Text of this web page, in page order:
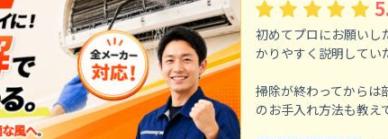
初めてプロにお願いし
かりやすく説明してい
掃除が終わってからは
のお手入れ方法も教え